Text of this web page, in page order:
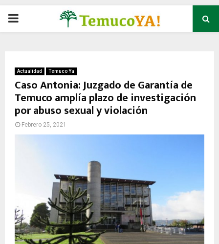
P
M
A
M
E
Actualidad Temuco Ya
Caso Antonia: Juzgado de Garantía de
Temuco amplía plazo de investigación
por abuso sexual y violación
Febrero 25, 2021